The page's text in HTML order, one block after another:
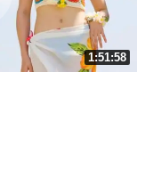
ィブ思考になる30の方法
ス対策
なんとかなるもの。
1:51:58